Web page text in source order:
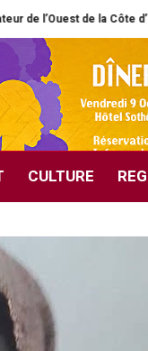
d’Ivoire parle aux
CULTURE
par sa